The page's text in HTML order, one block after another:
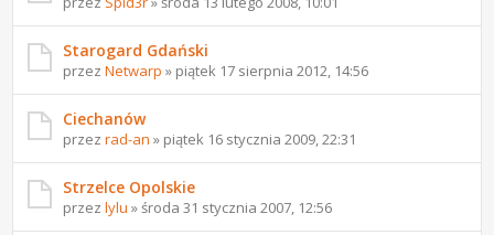
Starogard Gdański
przezNetwarp » piątek 17 sierpnia 2012, 14:56
Ciechanów
przezrad-an » piątek 16 stycznia 2009, 22:31
Strzelce Opolskie
przezlylu » środa 31 stycznia 2007, 12:56